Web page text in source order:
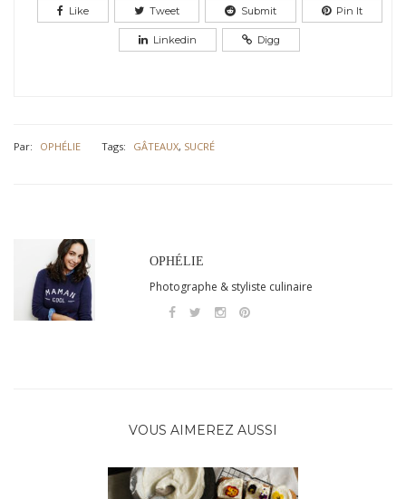
Like Tweet Submit Pin It
Linkedin Digg
Par: OPHÉLIE Tags: GÂTEAUX, SUCRÉ
OPHÉLIE
Photographe & styliste culinaire
VOUS AIMEREZ AUSSI